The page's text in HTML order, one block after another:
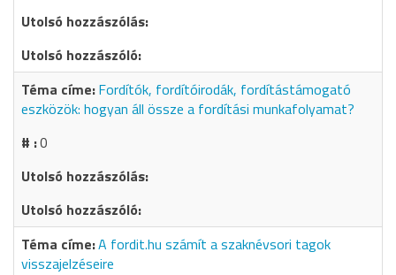
Fordítók, fordítóirodák, fordítástámogató
eszközök: hogyan áll össze a fordítási munkafolyamat?
0
A fordit.hu számít a szaknévsori tagok
visszajelzéseire